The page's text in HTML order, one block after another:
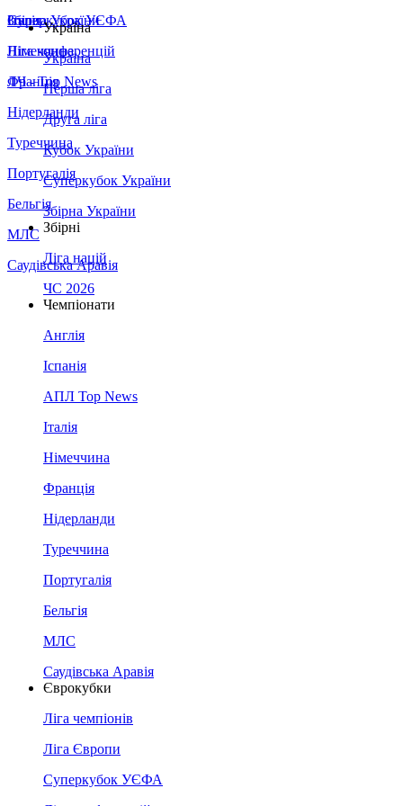
Збірна України
Італія
Німеччина
Франція
Нідерланди
Туреччина
Португалія
Бельгія
МЛС
Саудівська Аравія
Суперкубок УЄФА
Ліга конференцій
ЛЧ - Top News
Україна
Україна
Перша ліга
Друга ліга
Кубок України
Суперкубок України
Збірна України
Збірні
Ліга націй
ЧС 2026
Чемпіонати
Англія
Іспанія
АПЛ Top News
Італія
Німеччина
Франція
Нідерланди
Туреччина
Португалія
Бельгія
МЛС
Саудівська Аравія
Єврокубки
Ліга чемпіонів
Ліга Європи
Суперкубок УЄФА